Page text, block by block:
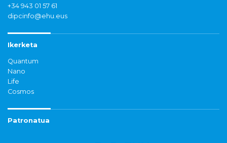
+34 943 01 57 61
dipcinfo@ehu.eus
Ikerketa
Quantum
Nano
Life
Cosmos
Patronatua